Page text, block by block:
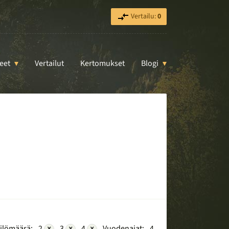
Vertailu:0
Vertailut Kertomukset Blogi